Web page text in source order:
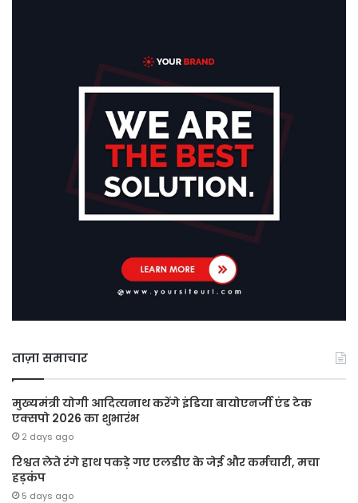
ताज़ा समाचार
मुख्यमंत्री योगी आदित्यनाथ करेंगे इंडिया बायोएनर्जी एंड टेक
एक्सपो 2026 का शुभारंभ
2 days ago
रिश्वत लेते रंगे हाथ पकड़े गए एलडीए के जेई और कर्मचारी, मचा
हड़कंप
5 days ago